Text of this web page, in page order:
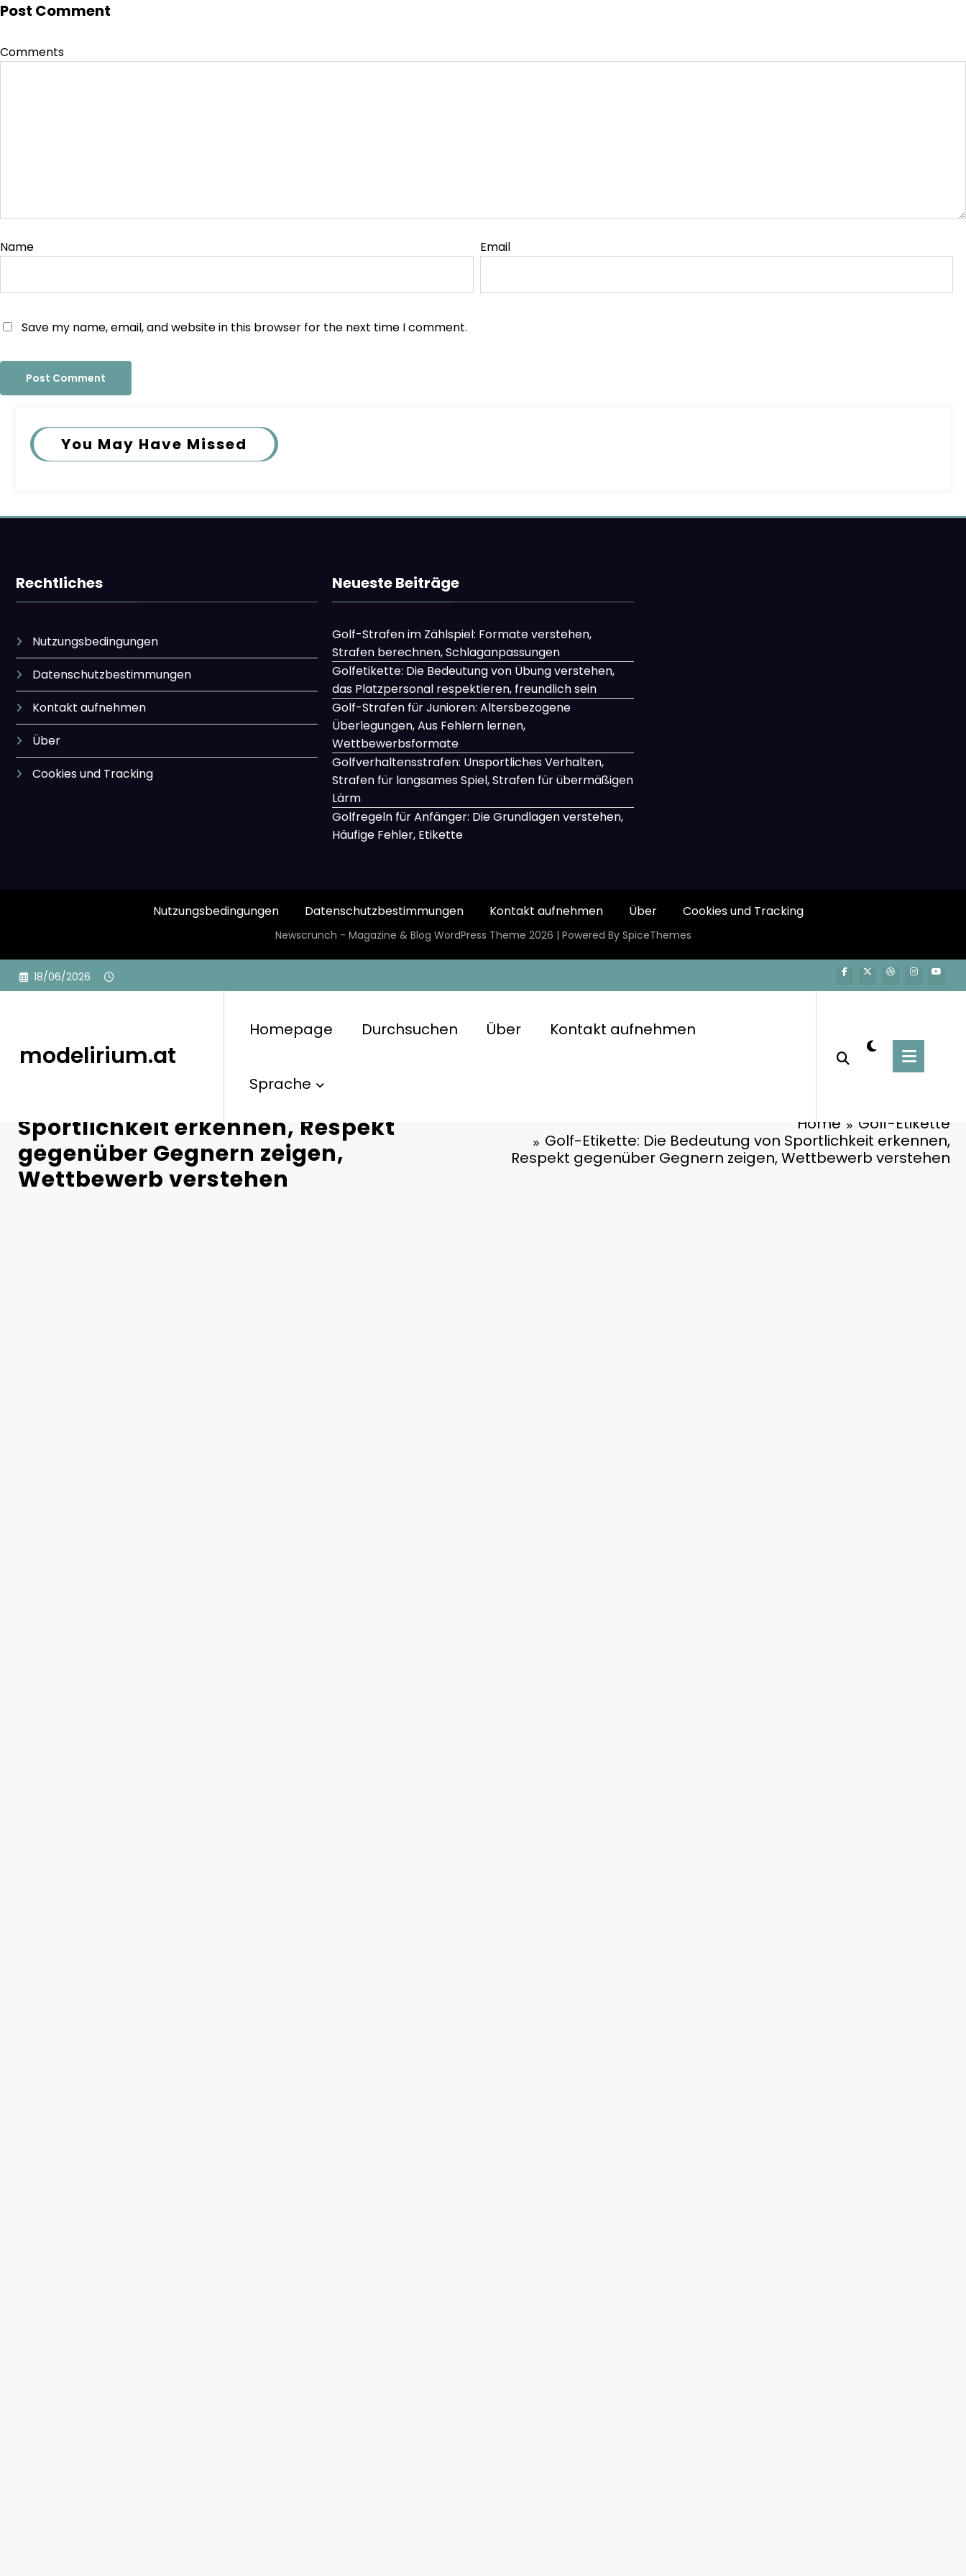
Post Comment
Comments
Name Email
Save my name, email, and website in this browser for the next time I comment.
You May Have Missed
Rechtliches
Nutzungsbedingungen
Datenschutzbestimmungen
Kontakt aufnehmen
Über
Cookies und Tracking
Neueste Beiträge
Golf-Strafen im Zählspiel: Formate verstehen,
Strafen berechnen, Schlaganpassungen
Golfetikette: Die Bedeutung von Übung verstehen,
das Platzpersonal respektieren, freundlich sein
Golf-Strafen für Junioren: Altersbezogene
Überlegungen, Aus Fehlern lernen,
Wettbewerbsformate
Golfverhaltensstrafen: Unsportliches Verhalten,
Strafen für langsames Spiel, Strafen für übermäßigen
Lärm
Golfregeln für Anfänger: Die Grundlagen verstehen,
Häufige Fehler, Etikette
Nutzungsbedingungen Datenschutzbestimmungen Kontakt aufnehmen Über Cookies und Tracking
Newscrunch - Magazine & Blog WordPress Theme 2026 | Powered By SpiceThemes
Skip
18/06/2026
modelirium.at
Homepage Durchsuchen Über Kontakt aufnehmen
Sprache
Golf-Etikette: Die Bedeutung von
Sportlichkeit erkennen, Respekt
gegenüber Gegnern zeigen,
Wettbewerb verstehen
Home
Golf-Etikette
Golf-Etikette: Die Bedeutung von Sportlichkeit erkennen,
Respekt gegenüber Gegnern zeigen, Wettbewerb verstehen